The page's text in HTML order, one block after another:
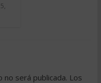
será publicada. Los